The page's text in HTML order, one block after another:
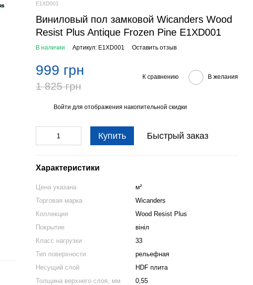
E1XD001
Виниловый пол замковой Wicanders Wood
Resist Plus Antique Frozen Pine E1XD001
В наличии Артикул: E1XD001 Оставить отзыв
999 грн
1 825 грн
К сравнению В желания
Войти для отображения накопительной скидки
Купить Быстрый заказ
Характеристики
Цена указана
м²
Торговая марка
Wicanders
Коллекция
Wood Resist Plus
Покрытие
вініл
Класс нагрузки
33
Тип поверхности
рельефная
Несущий слой
HDF плита
Толщина верхнего слоя, мм
0,55